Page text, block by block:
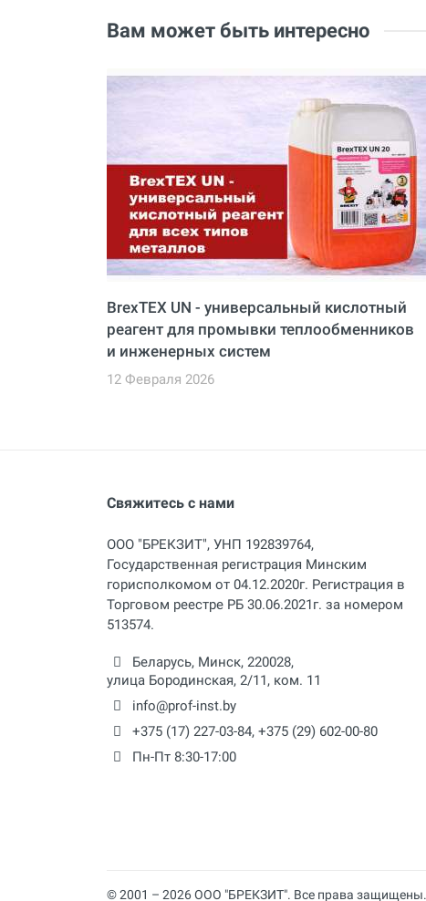
Вам может быть интересно
BrexTEX UN - универсальный кислотный
реагент для промывки теплообменников
и инженерных систем
12 Февраля 2026
Свяжитесь с нами
ООО "БРЕКЗИТ", УНП 192839764,
Государственная регистрация Минским
горисполкомом от 04.12.2020г. Регистрация в
Торговом реестре РБ 30.06.2021г. за номером
513574.
Беларусь, Минск, 220028,
улица Бородинская, 2/11, ком. 11
info@prof-inst.by
+375 (17) 227-03-84, +375 (29) 602-00-80
Пн-Пт 8:30-17:00
© 2001 – 2026 ООО "БРЕКЗИТ". Все права защищены.